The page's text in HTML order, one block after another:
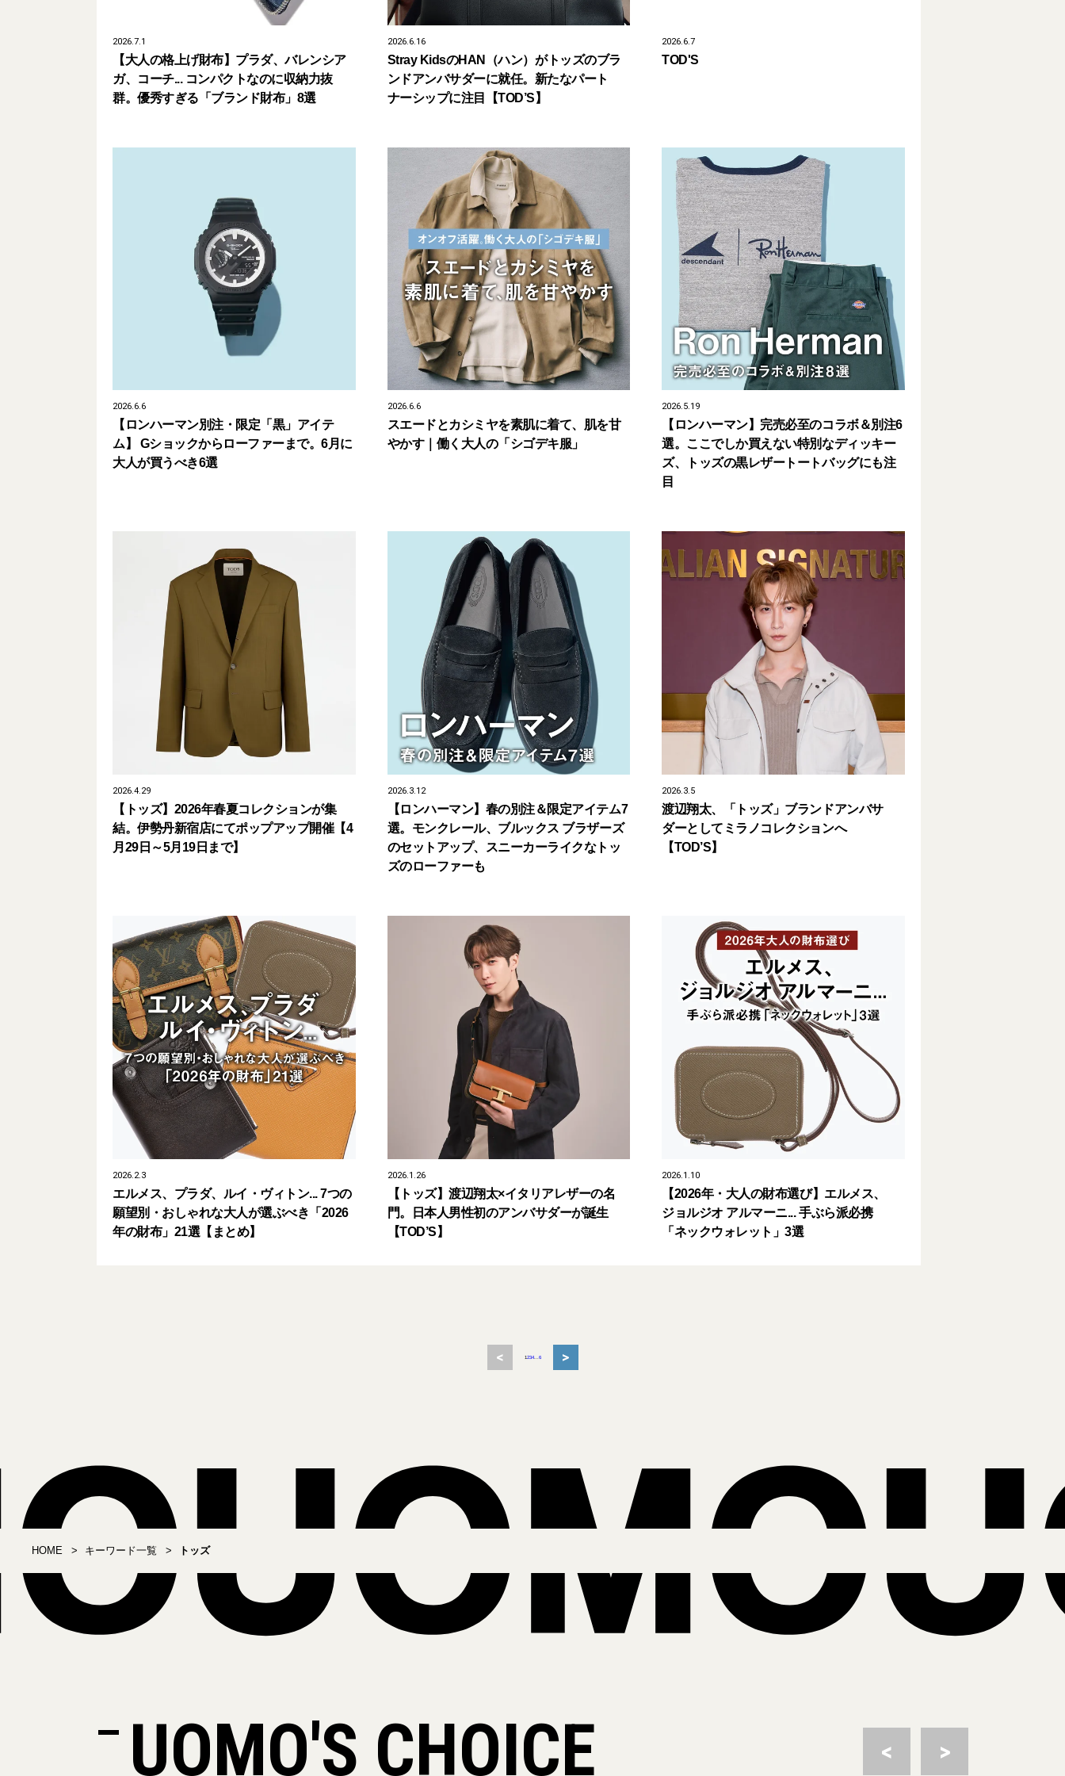
2026.7.1
【大人の格上げ財布】プラダ、バレンシア
ガ、コーチ... コンパクトなのに収納力抜
群。優秀すぎる「ブランド財布」8選
2026.6.16
Stray KidsのHAN（ハン）がトッズのブラ
ンドアンバサダーに就任。新たなパート
ナーシップに注目【TOD’S】
2026.6.7
TOD'S
2026.6.6
【ロンハーマン別注・限定「黒」アイテ
ム】 Gショックからローファーまで。6月に
大人が買うべき6選
2026.6.6
スエードとカシミヤを素肌に着て、肌を甘
やかす｜働く大人の「シゴデキ服」
2026.5.19
【ロンハーマン】完売必至のコラボ＆別注6
選。ここでしか買えない特別なディッキー
ズ、トッズの黒レザートートバッグにも注
目
2026.4.29
【トッズ】2026年春夏コレクションが集
結。伊勢丹新宿店にてポップアップ開催【4
月29日～5月19日まで】
2026.3.12
【ロンハーマン】春の別注＆限定アイテム7
選。モンクレール、ブルックス ブラザーズ
のセットアップ、スニーカーライクなトッ
ズのローファーも
2026.3.5
渡辺翔太、「トッズ」ブランドアンバサ
ダーとしてミラノコレクションへ
【TOD’S】
2026.2.3
エルメス、プラダ、ルイ・ヴィトン... 7つの
願望別・おしゃれな大人が選ぶべき「2026
年の財布」21選【まとめ】
2026.1.26
【トッズ】渡辺翔太×イタリアレザーの名
門。日本人男性初のアンバサダーが誕生
【TOD’S】
2026.1.10
【2026年・大人の財布選び】エルメス、
ジョルジオ アルマーニ... 手ぶら派必携
「ネックウォレット」3選
< 1234... 6 >
HOME キーワード一覧 トッズ
UOMO'S CHOICE